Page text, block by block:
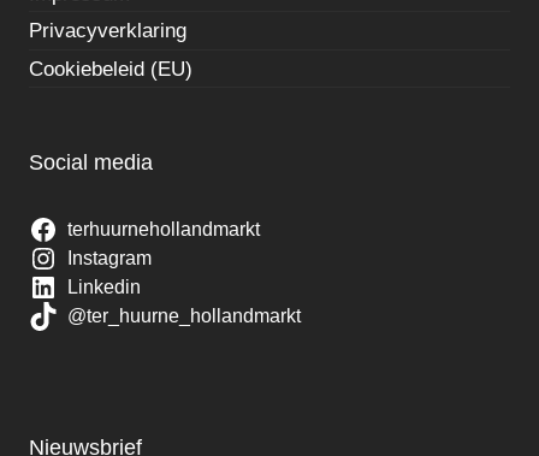
Privacyverklaring
Cookiebeleid (EU)
Social media
terhuurnehollandmarkt
Instagram
Linkedin
@ter_huurne_hollandmarkt
Nieuwsbrief